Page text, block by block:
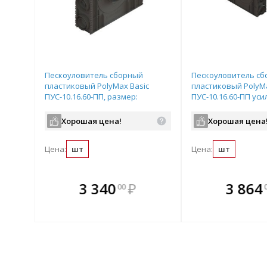
Пескоуловитель сборный
пластиковый PolyMax Basic
ПУС-10.16.60-ПП, размер:
арт.808007
Хорошая цена!
Цена: шт
3 34000 ₽
В
всегда
Пескоуловитель
пластиковый
ПУС-10.16.60-ПП
Standartpark,
Хорошая цена!
Цена: шт
В комплекте
всегда выгоднее!
3 864